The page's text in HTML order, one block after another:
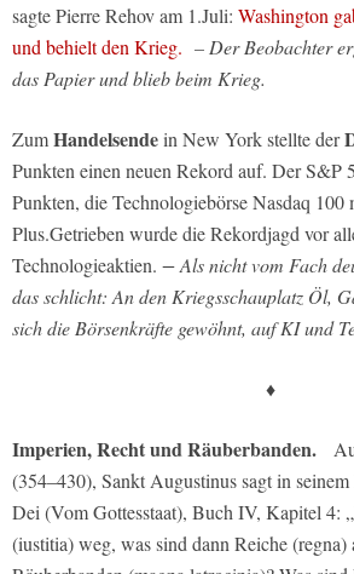
sagte Pierre Rehov am 1.Juli: Washington
und behielt den Krieg. – Der Beobachter
das Papier und blieb beim Krieg.
ZumHandelsendein New York stellte der
Punkten einen neuen Rekord auf. Der S&P
Punkten, die Technologiebörse Nasdaq
Plus.Getrieben wurde die Rekordjagd vor
Technologieaktien. − Als nicht vom Fach
das schlicht: An den Kriegsschauplatz Öl,
sich die Börsenkräfte gewöhnt, auf KI und
♦
Imperien, Recht und Räuberbanden.
(354–430), Sankt Augustinus sagt in
Dei (Vom Gottesstaat), Buch IV, Kapitel 4:
(iustitia) weg, was sind dann Reiche (regna)